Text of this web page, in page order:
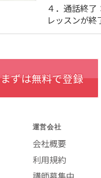
４．通話終了
レッスンが終
まずは無料で登録
運営会社
会社概要
利用規約